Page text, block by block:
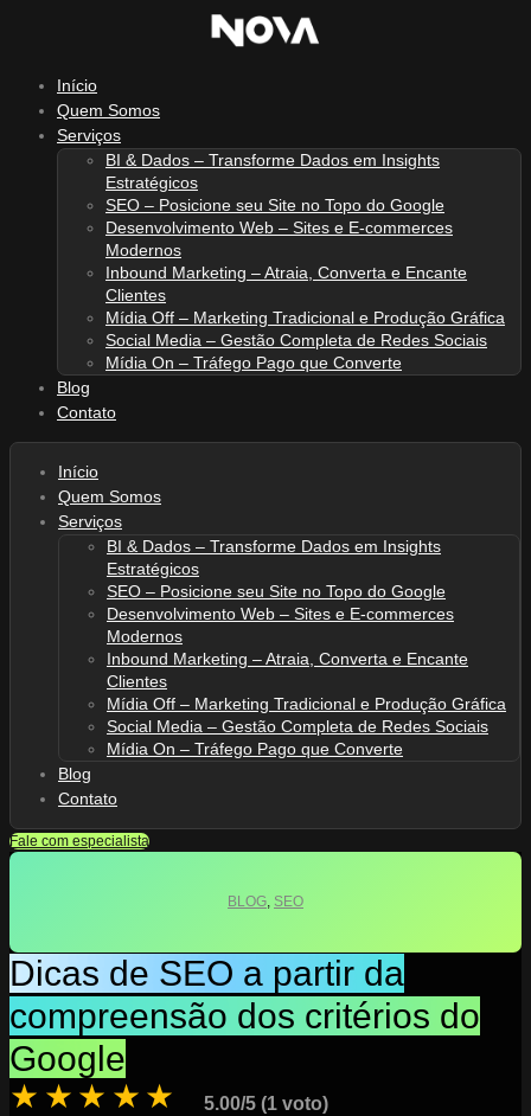
conteúdoInício
Quem Somos
Serviços
BI & Dados – Transforme Dados em Insights
Estratégicos
SEO – Posicione seu Site no Topo do Google
Desenvolvimento Web – Sites e E-commerces
Modernos
Inbound Marketing – Atraia, Converta e Encante
Clientes
Mídia Off – Marketing Tradicional e Produção Gráfica
Social Media – Gestão Completa de Redes Sociais
Mídia On – Tráfego Pago que Converte
Blog
Contato
Início
Quem Somos
Serviços
BI & Dados – Transforme Dados em Insights
Estratégicos
SEO – Posicione seu Site no Topo do Google
Desenvolvimento Web – Sites e E-commerces
Modernos
Inbound Marketing – Atraia, Converta e Encante
Clientes
Mídia Off – Marketing Tradicional e Produção Gráfica
Social Media – Gestão Completa de Redes Sociais
Mídia On – Tráfego Pago que Converte
Blog
Contato
Fale com especialista
BLOG, SEO
Dicas de SEO a partir da
compreensão dos critérios do
Google
★
★
★
★
★ 5.00/5 (1 voto)